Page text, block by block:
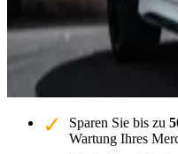
Sparen Sie bis zu
Wartung Ihres